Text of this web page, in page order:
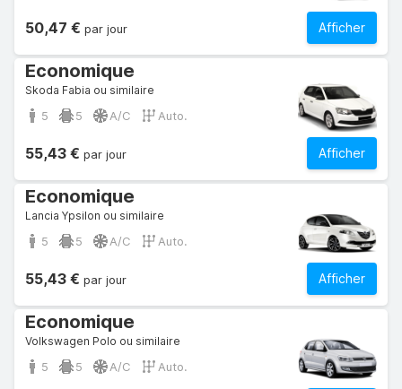
Afficher
50,47 € par jour
Economique
Skoda Fabia ou similaire
5 5 A/C Auto.
Afficher
55,43 € par jour
Economique
Lancia Ypsilon ou similaire
5 5 A/C Auto.
Afficher
55,43 € par jour
Economique
Volkswagen Polo ou similaire
5 5 A/C Auto.